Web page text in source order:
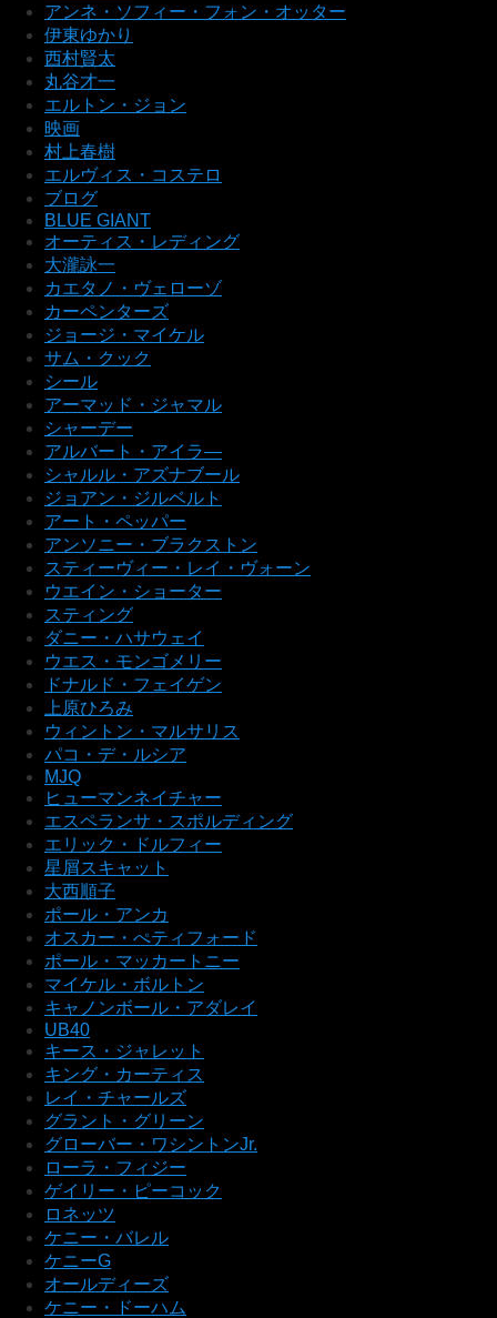
アンネ・ソフィー・フォン・オッター
伊東ゆかり
西村賢太
丸谷才一
エルトン・ジョン
映画
村上春樹
エルヴィス・コステロ
ブログ
BLUE GIANT
オーティス・レディング
大瀧詠一
カエタノ・ヴェローゾ
カーペンターズ
ジョージ・マイケル
サム・クック
シール
アーマッド・ジャマル
シャーデー
アルバート・アイラ―
シャルル・アズナブール
ジョアン・ジルベルト
アート・ペッパー
アンソニー・ブラクストン
スティーヴィー・レイ・ヴォーン
ウエイン・ショーター
スティング
ダニー・ハサウェイ
ウエス・モンゴメリー
ドナルド・フェイゲン
上原ひろみ
ウィントン・マルサリス
パコ・デ・ルシア
MJQ
ヒューマンネイチャー
エスペランサ・スポルディング
エリック・ドルフィー
星屑スキャット
大西順子
ポール・アンカ
オスカー・ぺティフォード
ポール・マッカートニー
マイケル・ボルトン
キャノンボール・アダレイ
UB40
キース・ジャレット
キング・カーティス
レイ・チャールズ
グラント・グリーン
グローバー・ワシントンJr.
ローラ・フィジー
ゲイリー・ピーコック
ロネッツ
ケニー・バレル
ケニーG
オールディーズ
ケニー・ドーハム